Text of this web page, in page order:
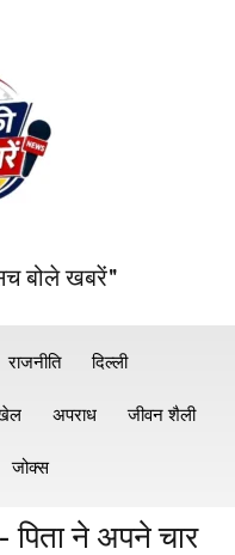
बोले खबरें"
राजनीति दिल्ली
अपराध जीवन शैली
जोक्स
ने अपने चार